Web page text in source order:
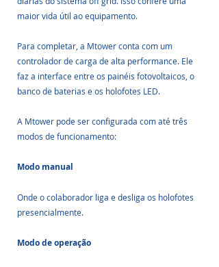
maior vida útil ao equipamento.
Para completar, a Mtower conta com um
controlador de carga de alta performance. Ele
faz a interface entre os painéis fotovoltaicos, o
banco de baterias e os holofotes LED.
A Mtower pode ser configurada com até três
modos de funcionamento:
Modo manual
Onde o colaborador liga e desliga os holofotes
presencialmente.
Modo de operação